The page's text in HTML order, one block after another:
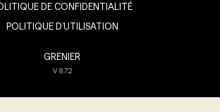
DE CONFIDENTIALITÉ
POLITIQUE D’UTILISATION
GRENIER
V8.7.2